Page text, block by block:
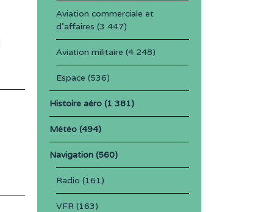
Aviation commerciale et
d'affaires (3 447)
Aviation militaire (4 248)
Espace (536)
Histoire aéro(1 381)
Météo(494)
Navigation(560)
Radio (161)
VFR (163)